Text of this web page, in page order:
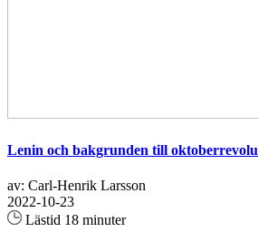
Lenin och bakgrunden till
av: Carl-Henrik Larsson
2022-10-23
Lästid 18 minuter